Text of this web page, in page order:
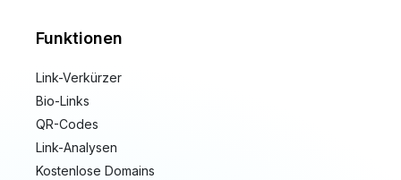
Funktionen
Link-Verkürzer
Bio-Links
QR-Codes
Link-Analysen
Kostenlose Domains